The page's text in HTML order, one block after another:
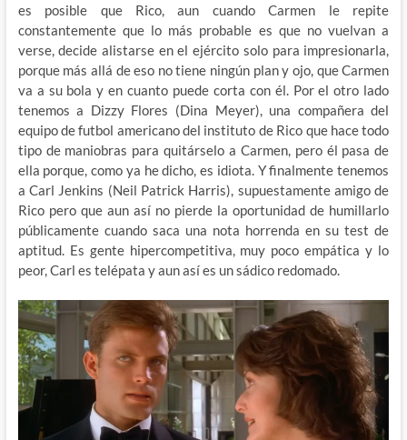
es posible que Rico, aun cuando Carmen le repite
constantemente que lo más probable es que no vuelvan a
verse, decide alistarse en el ejército solo para impresionarla,
porque más allá de eso no tiene ningún plan y ojo, que Carmen
va a su bola y en cuanto puede corta con él. Por el otro lado
tenemos a Dizzy Flores (Dina Meyer), una compañera del
equipo de futbol americano del instituto de Rico que hace todo
tipo de maniobras para quitárselo a Carmen, pero él pasa de
ella porque, como ya he dicho, es idiota. Y finalmente tenemos
a Carl Jenkins (Neil Patrick Harris), supuestamente amigo de
Rico pero que aun así no pierde la oportunidad de humillarlo
públicamente cuando saca una nota horrenda en su test de
aptitud. Es gente hipercompetitiva, muy poco empática y lo
peor, Carl es telépata y aun así es un sádico redomado.